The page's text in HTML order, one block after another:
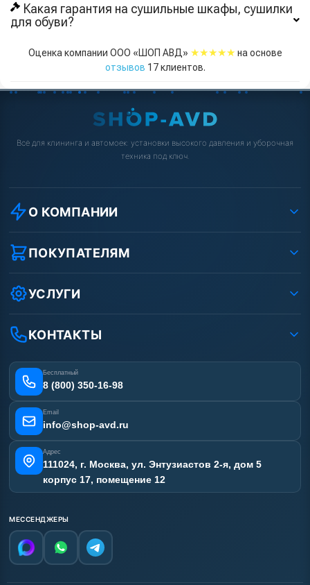
Какая гарантия на сушильные шкафы, сушилки
для обуви?
Оценка компании ООО «ШОП АВД» ★★★★★ на основе
отзывов 17клиентов.
Всё для клининга и автомоек: установки высокого давления и уборочная
техника под ключ.
О КОМПАНИИ
О компании
Реквизиты ООО «Шоп АВД»
Условия соглашения
Вакансии
Статьи
ПОКУПАТЕЛЯМ
Как заказать?
Оплата
Лизинг
Получить скидку
УСЛУГИ
Услуги
Аренда АВД
Сертификаты
Наши работы
Карта сайта
КОНТАКТЫ
Бесплатный
8 (800) 350-16-98
Email
info@shop-avd.ru
Адрес
111024, г. Москва, ул. Энтузиастов 2-я, дом 5
корпус 17, помещение 12
МЕССЕНДЖЕРЫ